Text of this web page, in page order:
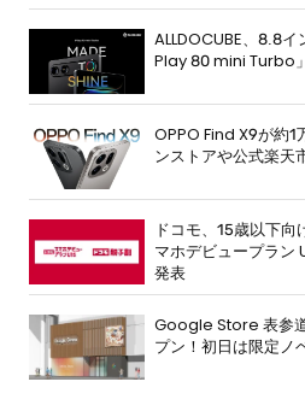
ALLDOCUBE、8.8
Play 80 mini Turbo
OPPO Find X9が約1
ンストアや公式楽
ドコモ、15歳以下
マホデビュープラン
発表
Google Store 表参
プン！初日は限定ノ